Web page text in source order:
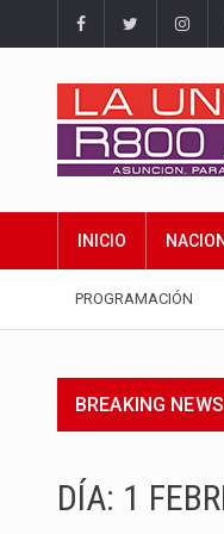
INICIO
PROGRAMACIÓN
BREAKING NEWS
DÍA: 1